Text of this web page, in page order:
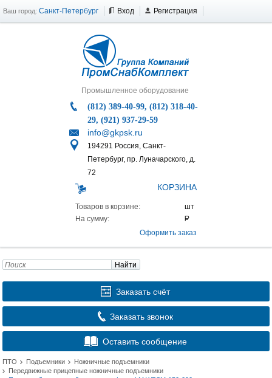
Ваш город: Санкт-Петербург Вход Регистрация
Промышленное оборудование
(812) 389-40-99, (812) 318-40-
29, (921) 937-29-59
info@gkpsk.ru
194291 Россия, Санкт-
Петербург, пр. Луначарского, д.
72
КОРЗИНА
Товаров в корзине:
На сумму:
Оформить заказ
Найти
Заказать счёт
Заказать звонок
Оставить сообщение
ПТО Подъемники
Ножничные подъемники
Передвижные прицепные ножничные подъемники